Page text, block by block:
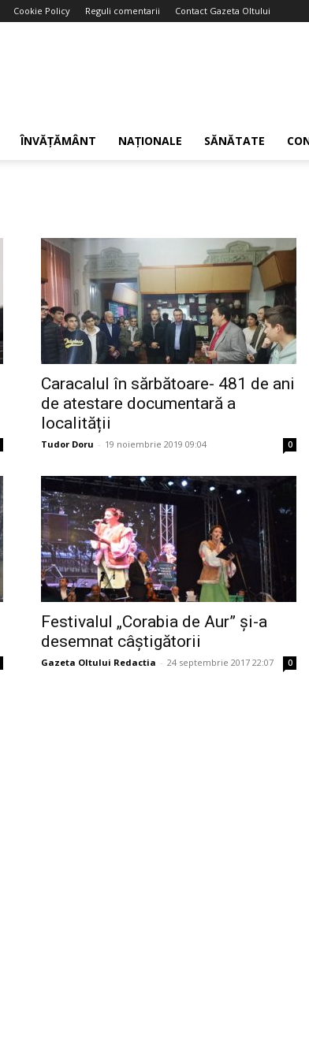
Cookie Policy Reguli comentarii Contact Gazeta Oltului
ÎNVĂȚĂMÂNT NAȚIONALE SĂNĂTATE
Caracalul în sărbătoare- 481 de ani
de atestare documentară a
localității
Tudor Doru - 19 noiembrie 2019 09:04 0
Festivalul „Corabia de Aur” și-a
desemnat câștigătorii
Gazeta Oltului Redactia - 24 septembrie 2017 22:07 0